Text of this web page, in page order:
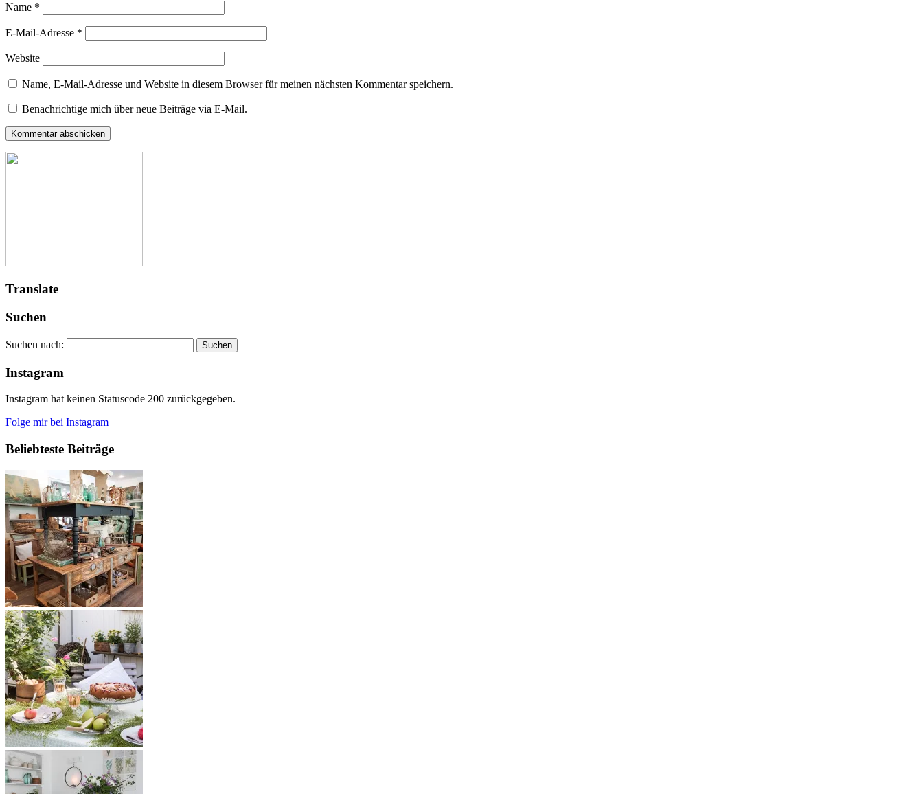
Name *
E-Mail-Adresse *
Website
Name, E-Mail-Adresse und Website in diesem Browser für meinen nächsten Kommentar speichern.
Benachrichtige mich über neue Beiträge via E-Mail.
Translate
Suchen
Suchen nach:
Instagram
Instagram hat keinen Statuscode 200 zurückgegeben.
Folge mir bei Instagram
Beliebteste Beiträge